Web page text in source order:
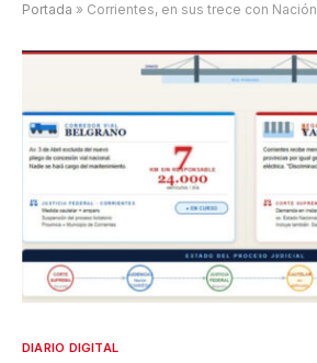
Portada » Corrientes, en sus trece con Nación
DIARIO DIGITAL